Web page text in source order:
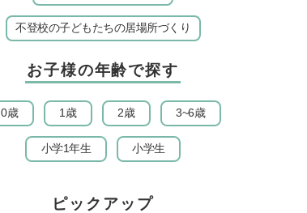
不登校の子どもたちの居場所づくり
お子様の年齢で探す
0歳 1歳 2歳 3~6歳
小学1年生 小学生
ピックアップ